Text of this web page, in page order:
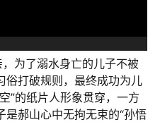
为了溺水身亡的儿子不被
俗打破规则，最终成功为儿
”的纸片人形象贯穿，一方
郝山心中无拘无束的“孙悟